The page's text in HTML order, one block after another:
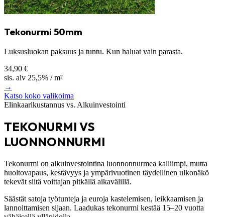
Tekonurmi 50mm
Luksusluokan paksuus ja tuntu. Kun haluat vain parasta.
34,90 €
sis. alv 25,5% / m²
→
Katso koko valikoima
Elinkaarikustannus vs. Alkuinvestointi
TEKONURMI VS
LUONNONNURMI
Tekonurmi on alkuinvestointina luonnonnurmea kalliimpi, mutta
huoltovapaus, kestävyys ja ympärivuotinen täydellinen ulkonäkö
tekevät siitä voittajan pitkällä aikavälillä.
Säästät satoja työtunteja ja euroja kastelemisen, leikkaamisen ja
lannoittamisen sijaan. Laadukas tekonurmi kestää 15–20 vuotta